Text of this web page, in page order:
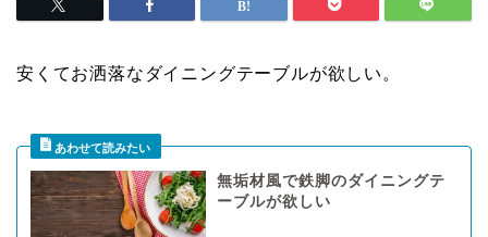
安くてお洒落なダイニングテーブルが欲しい。
無垢材風で鉄脚のダイニングテ
ーブルが欲しい